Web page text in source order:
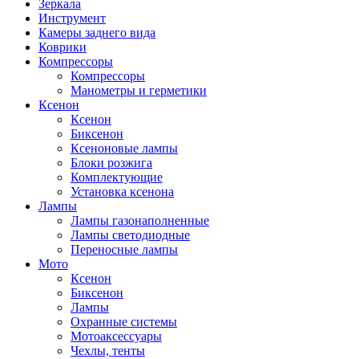
Зеркала
Инструмент
Камеры заднего вида
Коврики
Компрессоры
Компрессоры
Манометры и герметики
Ксенон
Ксенон
Биксенон
Ксеноновые лампы
Блоки розжига
Комплектующие
Установка ксенона
Лампы
Лампы газонаполненные
Лампы светодиодные
Переносные лампы
Мото
Ксенон
Биксенон
Лампы
Охранные системы
Мотоаксессуары
Чехлы, тенты